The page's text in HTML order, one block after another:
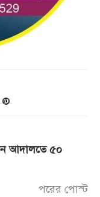
আদালতে ৫০
পরের পোস্ট